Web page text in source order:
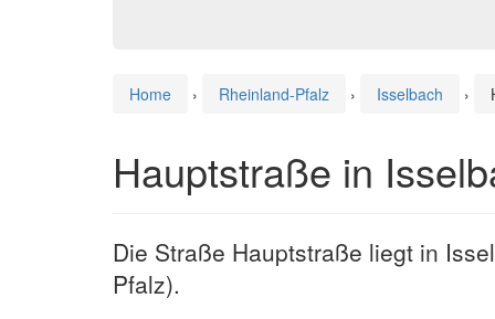
Home › Rheinland-Pfalz › Isselbach ›
Hauptstraße in
Die Straße Hauptstraße liegt in
Pfalz).